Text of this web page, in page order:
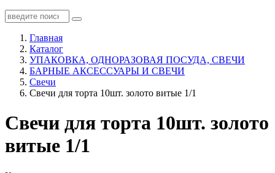
Главная
Каталог
УПАКОВКА, ОДНОРАЗОВАЯ ПОСУДА, СВЕЧИ
БАРНЫЕ АКСЕССУАРЫ И СВЕЧИ
Свечи
Свечи для торта 10шт. золото витые 1/1
Свечи для торта 10шт. золото
витые 1/1